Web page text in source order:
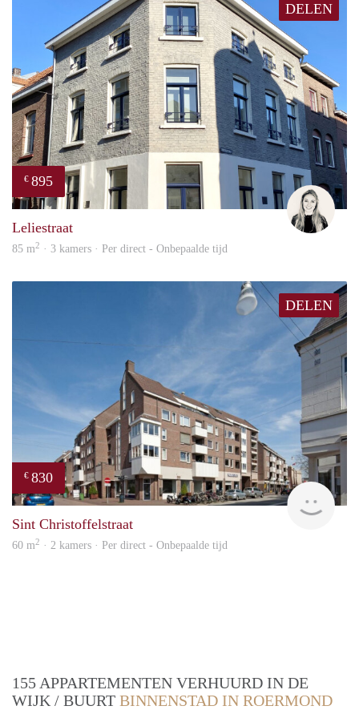
DELEN
€ 895
Fleur
Leliestraat
85 m2 · 3 kamers · Per direct - Onbepaalde tijd
DELEN
€ 830
Sint Christoffelstraat
60 m2 · 2 kamers · Per direct - Onbepaalde tijd
155 APPARTEMENTEN VERHUURD IN DE
WIJK / BUURT BINNENSTAD IN ROERMOND